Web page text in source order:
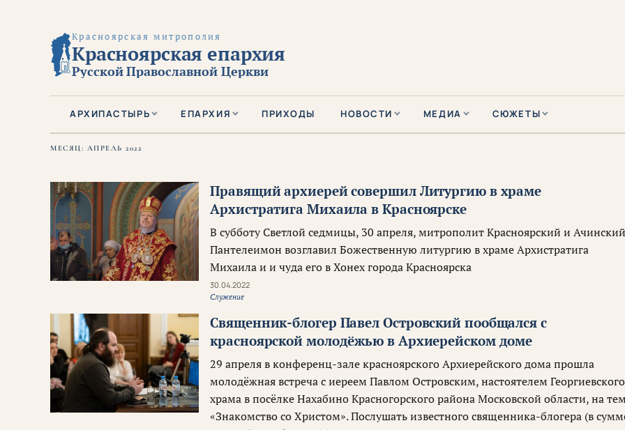
Красноярская митрополия
Красноярская епархия
Русской Православной Церкви
АРХИПАСТЫРЬ ЕПАРХИЯ ПРИХОДЫ НОВОСТИ МЕДИА СЮЖЕТЫ
МЕСЯЦ: АПРЕЛЬ 2022
Правящий архиерей совершил Литургию в храме
Архистратига Михаила в Красноярске
В субботу Светлой седмицы, 30 апреля, митрополит Красноярский и
Пантелеимон возглавил Божественную литургию в храме Архистратига
Михаила и и чуда его в Хонех города Красноярска
30.04.2022
Служение
Священник-блогер Павел Островский пообщался с
красноярской молодёжью в Архиерейском доме
29 апреля в конференц-зале красноярского Архиерейского дома прошла
молодёжная встреча с иереем Павлом Островским, настоятелем Георгиевского
храма в посёлке Нахабино Красногорского района Московской области, на
«Знакомство со Христом». Послушать известного священника-блогера (в